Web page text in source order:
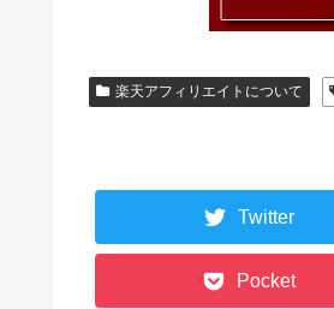
楽天アフィリエイトについて
Twitter
Pocket